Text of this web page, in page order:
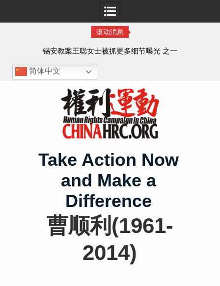
滚动消息
锡安教案王聪女士被抓更多细节曝光 之一
简体中文
Take Action Now
and Make a
Difference
曹顺利(1961-
2014)